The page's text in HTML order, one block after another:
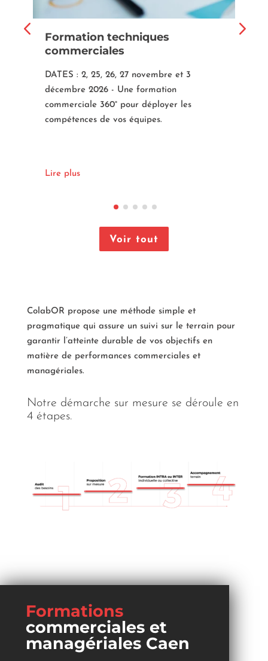
Formation techniques
commerciales
DATES : 2, 25, 26, 27 novembre et 3
décembre 2026 - Une formation
commerciale 360° pour déployer les
compétences de vos équipes.
Lire plus
Voir tout
ColabOR propose une méthode simple et
pragmatique qui assure un suivi sur le terrain pour
garantir l’atteinte durable de vos objectifs en
matière de performances commerciales et
managériales.
Notre démarche sur mesure se déroule en
4 étapes.
Formations
commerciales et
managériales Caen